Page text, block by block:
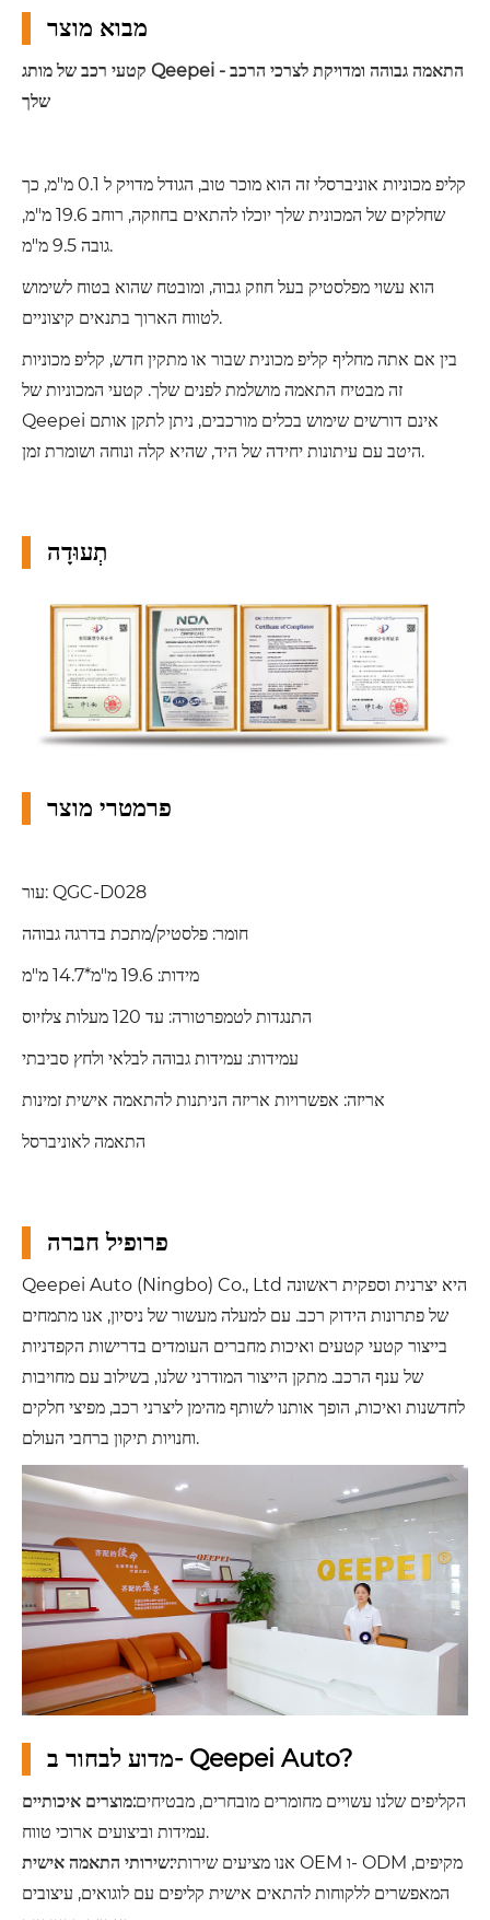
מבוא מוצר
קטעי רכב של מותג Qeepei - התאמה גבוהה ומדויקת לצרכי הרכב
שלך
קליפ מכוניות אוניברסלי זה הוא מוכר טוב, הגודל מדויק ל 0.1 מ"מ, כך
שחלקים של המכונית שלך יוכלו להתאים בחוזקה, רוחב 19.6 מ"מ,
גובה 9.5 מ"מ.
הוא עשוי מפלסטיק בעל חוזק גבוה, ומובטח שהוא בטוח לשימוש
לטווח הארוך בתנאים קיצוניים.
בין אם אתה מחליף קליפ מכונית שבור או מתקין חדש, קליפ מכוניות
זה מבטיח התאמה מושלמת לפנים שלך. קטעי המכוניות של
Qeepei אינם דורשים שימוש בכלים מורכבים, ניתן לתקן אותם
היטב עם עיתונות יחידה של היד, שהיא קלה ונוחה ושומרת זמן.
תְעוּדָה
פרמטרי מוצר
עור: QGC-D028
חומר: פלסטיק/מתכת בדרגה גבוהה
מידות: 19.6 מ"מ*14.7 מ"מ
התנגדות לטמפרטורה: עד 120 מעלות צלזיוס
עמידות: עמידות גבוהה לבלאי ולחץ סביבתי
אריזה: אפשרויות אריזה הניתנות להתאמה אישית זמינות
התאמה לאוניברסל
פרופיל חברה
Qeepei Auto (Ningbo) Co., Ltd היא יצרנית וספקית ראשונה
של פתרונות הידוק רכב. עם למעלה מעשור של ניסיון, אנו מתמחים
בייצור קטעי קטעים ואיכות מחברים העומדים בדרישות הקפדניות
של ענף הרכב. מתקן הייצור המודרני שלנו, בשילוב עם מחויבות
לחדשנות ואיכות, הופך אותנו לשותף מהימן ליצרני רכב, מפיצי חלקים
וחנויות תיקון ברחבי העולם.
מדוע לבחור ב- Qeepei Auto?
מוצרים איכותיים:הקליפים שלנו עשויים מחומרים מובחרים, מבטיחים
עמידות וביצועים ארוכי טווח.
שירותי התאמה אישית:אנו מציעים שירותי OEM ו- ODM מקיפים,
המאפשרים ללקוחות להתאים אישית קליפים עם לוגואים, עיצובים